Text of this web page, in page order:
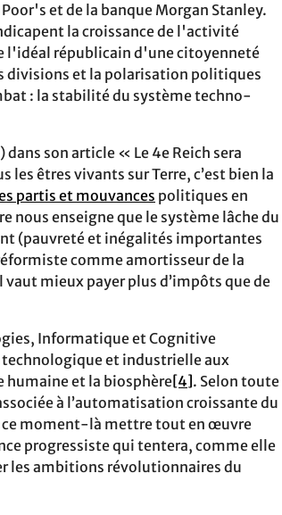
et de la banque Morgan Stanley.
la croissance de l'activité
l'idéal républicain d'une citoyenneté
divisions et la polarisation politiques
: la stabilité du système techno-
son article « Le 4e Reich sera
êtres vivants sur Terre, c’est bien la
partis et mouvances politiques en
nous enseigne que le système lâche du
(pauvreté et inégalités importantes
comme amortisseur de la
mieux payer plus d’impôts que de
Informatique et Cognitive
technologique et industrielle aux
humaine et la biosphère[4]. Selon toute
à l’automatisation croissante du
ce moment-là mettre tout en œuvre
progressiste qui tentera, comme elle
les ambitions révolutionnaires du